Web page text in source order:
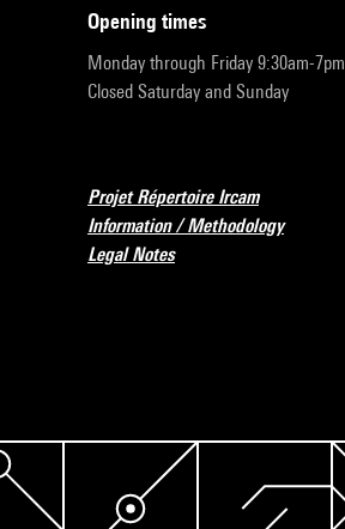
opening times
Monday through Friday 9:30am-7pm
Closed Saturday and Sunday
Projet Répertoire Ircam
Information / Methodology
Legal Notes